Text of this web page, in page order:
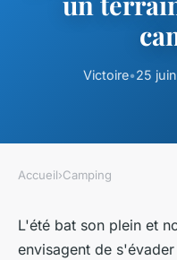
Victoire•25
Accueil›Camping
L'été bat son plein et
envisagent de